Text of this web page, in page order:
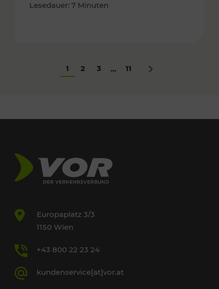
Lesedauer: 7 Minuten
1 2 3 ... 11 Nächstes
Europaplatz 3/3
1150 Wien
+43 800 22 23 24
kundenservice[at]vor.at